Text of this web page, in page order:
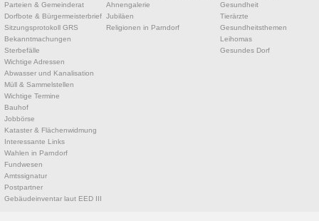
Parteien & Gemeinderat
Dorfbote & Bürgermeisterbrief
Sitzungsprotokoll GRS
Bekanntmachungen
Sterbefälle
Wichtige Adressen
Abwasser und Kanalisation
Müll & Sammelstellen
Wichtige Termine
Bauhof
Jobbörse
Kataster & Flächenwidmung
Interessante Links
Wahlen in Parndorf
Fundwesen
Amtssignatur
Postpartner
Gebäudeinventar laut EED III
Ahnengalerie
Jubiläen
Religionen in Parndorf
Gesundheit
Tierärzte
Gesundheitsthemen
Leihomas
Gesundes Dorf